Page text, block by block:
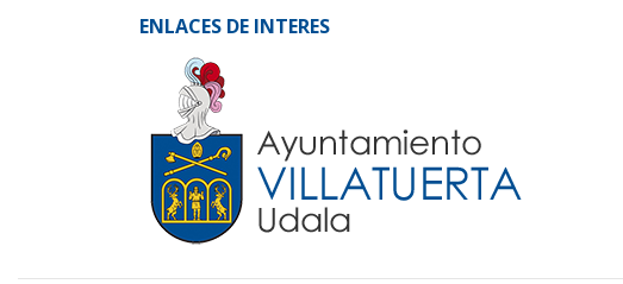
Ayuntamiento de
ENLACES DE INTERES